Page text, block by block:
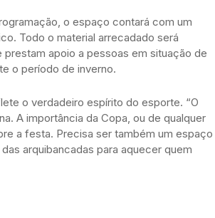
o espaço contará com um
Todo o material arrecadado será
apoio a pessoas em situação de
o período de inverno.
o verdadeiro espírito do esporte. “O
A importância da Copa, ou de qualquer
a festa. Precisa ser também um espaço
arquibancadas para aquecer quem